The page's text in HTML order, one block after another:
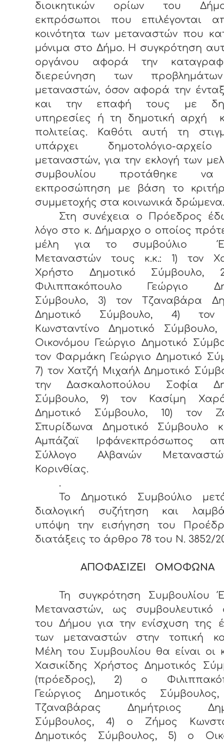
διοικητικών ορίων του
εκπρόσωποι που επιλέγονται
κοινότητα των μεταναστών που
μόνιμα στο Δήμο. Η συγκρότηση
οργάνου αφορά την
διερεύνηση των
μεταναστών, όσον αφορά την
και την επαφή τους με
υπηρεσίες ή τη δημοτική αρχή
πολιτείας. Καθότι αυτή τη
υπάρχει δημοτολόγιο-
μεταναστών, για την εκλογή των
συμβουλίου προτάθηκε να
εκπροσώπηση με βάση το
συμμετοχής στα κοινωνικά δρώμενα.
Στη συνέχεια ο Πρόεδρος
λόγο στο κ. Δήμαρχο ο οποίος
μέλη για το συμβούλιο
Μεταναστών τους κ.κ.: 1) τον
Χρήστο Δημοτικό Σύμβουλο,
Φιλιππακόπουλο Γεώργιο
Σύμβουλο, 3) τον Τζαναβάρα
Δημοτικό Σύμβουλο, 4)
Κωνσταντίνο Δημοτικό
Οικονόμου Γεώργιο Δημοτικό
τον Φαρμάκη Γεώργιο Δημοτικό
7) τον Χατζή Μιχαήλ Δημοτικό
την Δασκαλοπούλου Σοφία
Σύμβουλο, 9) τον Κασίμη
Δημοτικό Σύμβουλο, 10) τον
Σπυρίδωνα Δημοτικό Σύμβουλο
Αμπάζαϊ Ιρφάνεκπρόσωπος
Σύλλογο Αλβανών
Κορινθίας.
.
Το Δημοτικό Συμβούλιο
διαλογική συζήτηση και
υπόψη την εισήγηση του
διατάξεις το άρθρο 78 του Ν. 3852/
ΑΠΟΦΑΣΙΖΕΙ ΟΜΟΦΩΝΑ
Τη συγκρότηση Συμβουλίου
Μεταναστών, ως συμβουλευτικό
του Δήμου για την ενίσχυση της
των μεταναστών στην τοπική
Μέλη του Συμβουλίου θα είναι οι
Χασικίδης Χρήστος Δημοτικός
(πρόεδρος), 2) ο
Γεώργιος Δημοτικός
Τζαναβάρας Δημήτριος
Σύμβουλος, 4) ο Ζήμος
Δημοτικός Σύμβουλος, 5) ο